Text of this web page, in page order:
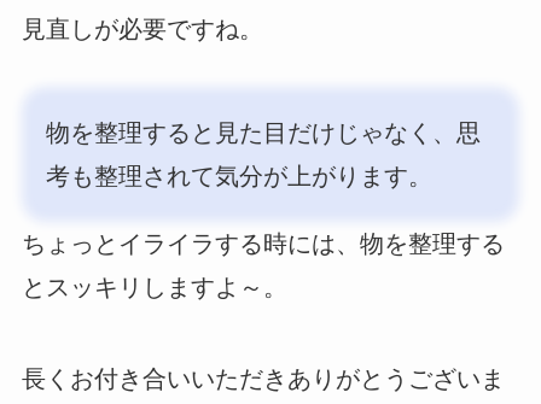
見直しが必要ですね。
物を整理すると見た目だけじゃなく、思
考も整理されて気分が上がります。
ちょっとイライラする時には、物を整理する
とスッキリしますよ～。
長くお付き合いいただきありがとうございま